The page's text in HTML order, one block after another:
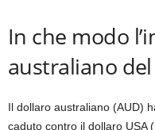
In che modo
australiano del
Il dollaro australiano (AUD)
caduto contro il dollaro USA